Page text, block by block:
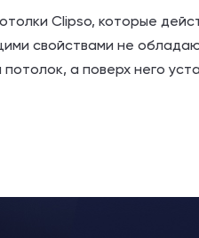
Clipso, которые
свойствами не
а поверх него